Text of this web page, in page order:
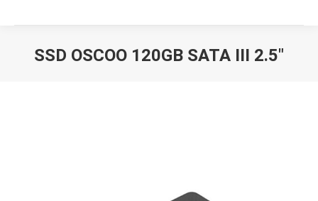
SSD OSCOO 120GB SATA III 2.5″